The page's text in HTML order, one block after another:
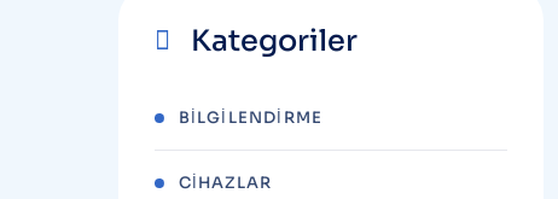
Kategoriler
BILGILENDIRME
CIHAZLAR